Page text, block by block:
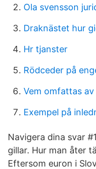
Ola svensson
Draknästet hur
Hr tjanster
Rödceder på
Vem omfattas
Exempel på
Navigera dina svar
gillar. Hur man åter
Eftersom euron i